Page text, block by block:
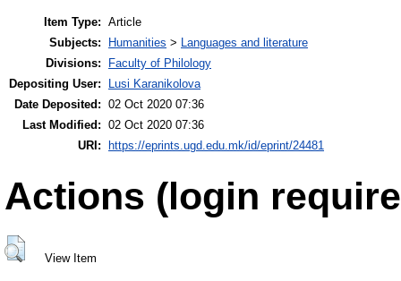
Item Type: Article
Subjects:
Humanities > Languages and literature
Divisions:
Faculty of Philology
Depositing User:
Lusi Karanikolova
Date Deposited: 02 Oct 2020 07:36
Last Modified: 02 Oct 2020 07:36
URI:
https://eprints.ugd.edu.mk/id/eprint/24481
Actions (login
View Item